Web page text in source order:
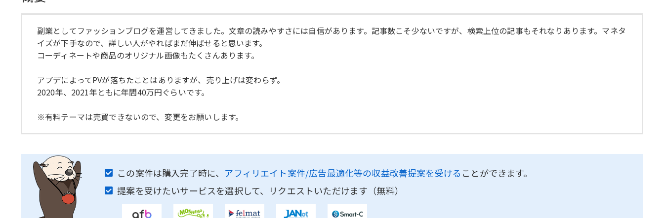
副業としてファッションブログを運営してきました。文章の読みやすさには自信があります。記事数こそ少ないですが、検索上位の記事もそれなりあります。マネタ
イズが下手なので、詳しい人がやればまだ伸ばせると思います。
コーディネートや商品のオリジナル画像もたくさんあります。
アプデによってPVが落ちたことはありますが、売り上げは変わらず。
2020年、2021年ともに年間40万円ぐらいです。
※有料テーマは売買できないので、変更をお願いします。
この案件は購入完了時に、 アフィリエイト案件/広告最適化等の収益改善提案を受ける ことができます。
提案を受けたいサービスを選択して、リクエストいただけます（無料）